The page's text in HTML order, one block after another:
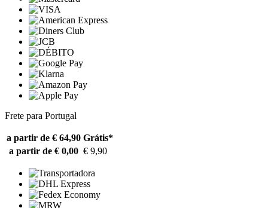
Frete para Portugal
a partir de € 64,90 Grátis*
a partir de € 0,00 € 9,90